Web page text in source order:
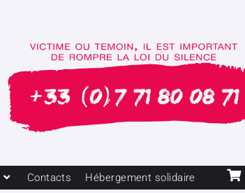
Contacts Hébergement solidaire